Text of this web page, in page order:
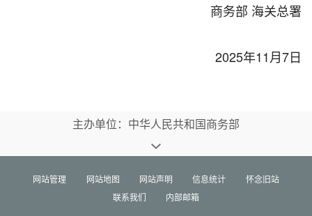
商务部 海关总署
2025年11月7日
主办单位：中华人民共和国商务部
网站管理 网站地图 网站声明 信息统计
怀念旧站
联系我们
内部邮箱